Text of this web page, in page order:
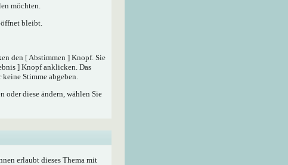
möchten.
bleibt.
den [ Abstimmen ] Knopf. Sie
] Knopf anklicken. Das
Stimme abgeben.
oder diese ändern, wählen Sie
erlaubt dieses Thema mit